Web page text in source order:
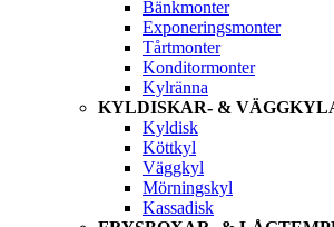
Bänkmonter
Exponeringsmonter
Tårtmonter
Konditormonter
Kylränna
KYLDISKAR- &
Kyldisk
Köttkyl
Väggkyl
Mörningskyl
Kassadisk